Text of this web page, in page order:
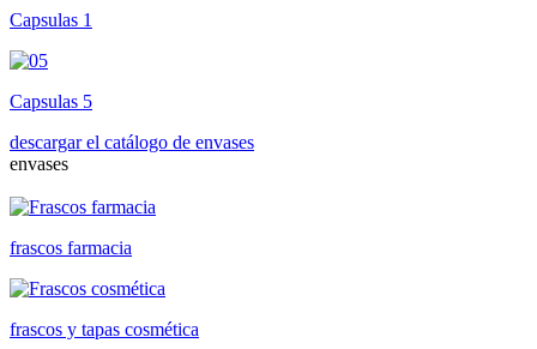
Capsulas 1
Capsulas 5
descargar el catálogo de envases
envases
frascos farmacia
frascos y tapas cosmética